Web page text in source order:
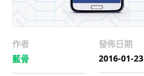
作者
藍骨
發佈日期
2016-01-23